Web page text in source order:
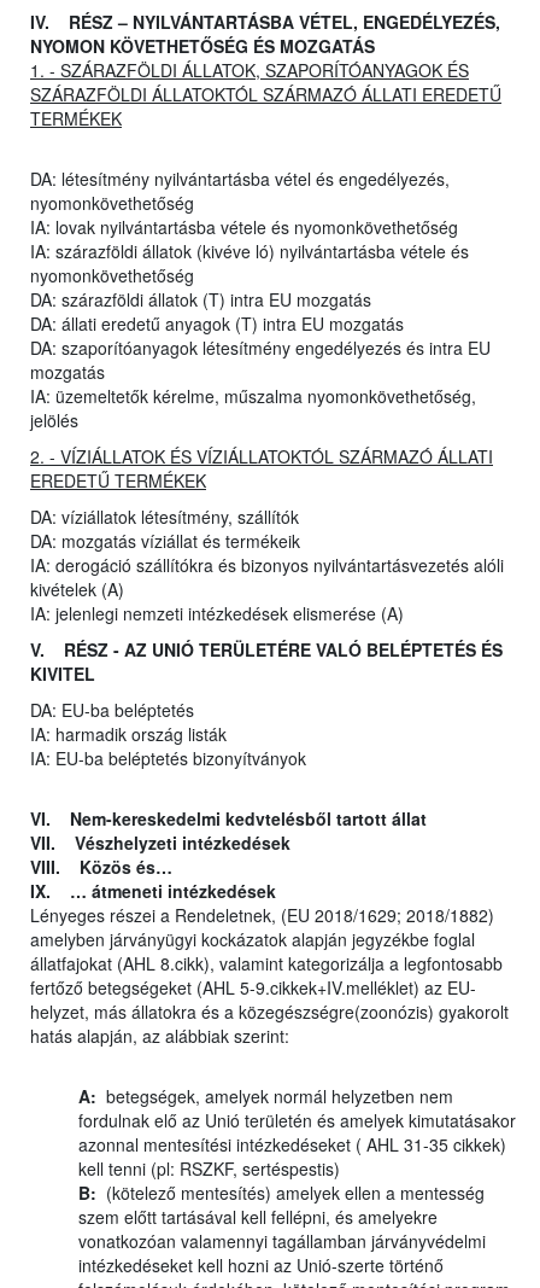
IV. RÉSZ – NYILVÁNTARTÁSBA VÉTEL, ENGEDÉLYEZÉS,
NYOMON KÖVETHETŐSÉG ÉS MOZGATÁS
1. - SZÁRAZFÖLDI ÁLLATOK, SZAPORÍTÓANYAGOK ÉS
SZÁRAZFÖLDI ÁLLATOKTÓL SZÁRMAZÓ ÁLLATI EREDETŰ
TERMÉKEK
DA: létesítmény nyilvántartásba vétel és engedélyezés,
nyomonkövethetőség
IA: lovak nyilvántartásba vétele és nyomonkövethetőség
IA: szárazföldi állatok (kivéve ló) nyilvántartásba vétele és
nyomonkövethetőség
DA: szárazföldi állatok (T) intra EU mozgatás
DA: állati eredetű anyagok (T) intra EU mozgatás
DA: szaporítóanyagok létesítmény engedélyezés és intra EU
mozgatás
IA: üzemeltetők kérelme, műszalma nyomonkövethetőség,
jelölés
2. - VÍZIÁLLATOK ÉS VÍZIÁLLATOKTÓL SZÁRMAZÓ ÁLLATI
EREDETŰ TERMÉKEK
DA: víziállatok létesítmény, szállítók
DA: mozgatás víziállat és termékeik
IA: derogáció szállítókra és bizonyos nyilvántartásvezetés alóli
kivételek (A)
IA: jelenlegi nemzeti intézkedések elismerése (A)
V. RÉSZ - AZ UNIÓ TERÜLETÉRE VALÓ BELÉPTETÉS ÉS
KIVITEL
DA: EU-ba beléptetés
IA: harmadik ország listák
IA: EU-ba beléptetés bizonyítványok
VI. Nem-kereskedelmi kedvtelésből tartott állat
VII. Vészhelyzeti intézkedések
VIII. Közös és…
IX. … átmeneti intézkedések
Lényeges részei a Rendeletnek, (EU 2018/1629; 2018/1882)
amelyben járványügyi kockázatok alapján jegyzékbe foglal
állatfajokat (AHL 8.cikk), valamint kategorizálja a legfontosabb
fertőző betegségeket (AHL 5-9.cikkek+IV.melléklet) az EU-
helyzet, más állatokra és a közegészségre(zoonózis) gyakorolt
hatás alapján, az alábbiak szerint:
A: betegségek, amelyek normál helyzetben nem
fordulnak elő az Unió területén és amelyek kimutatásakor
azonnal mentesítési intézkedéseket ( AHL 31-35 cikkek)
kell tenni (pl: RSZKF, sertéspestis)
B: (kötelező mentesítés) amelyek ellen a mentesség
szem előtt tartásával kell fellépni, és amelyekre
vonatkozóan valamennyi tagállamban járványvédelmi
intézkedéseket kell hozni az Unió-szerte történő